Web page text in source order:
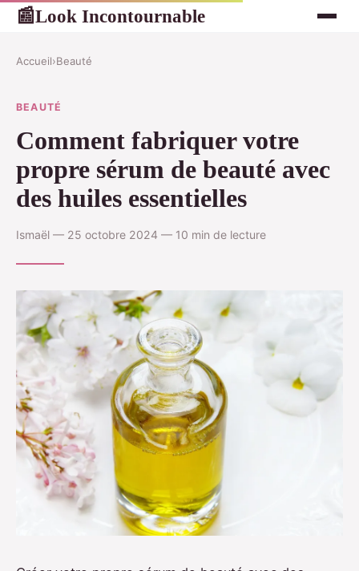
📰Look Incontournable
Accueil›Beauté
BEAUTÉ
Comment fabriquer votre
propre sérum de beauté avec
des huiles essentielles
Ismaël — 25 octobre 2024 — 10 min de lecture